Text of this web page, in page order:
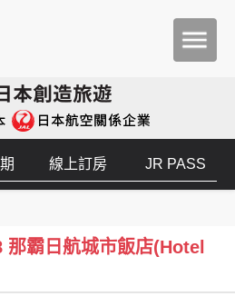
線上訂房 JR PASS
那霸日航城市飯店(Hotel